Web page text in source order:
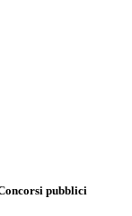
pubblici